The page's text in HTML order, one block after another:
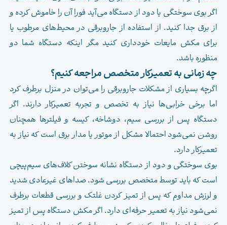
اگر بوی سوختگی یا دود از دستگاه می‌آید فورا آن را خاموش کرده و
از برق جدا کنید. از استفاده از جاروبرقی در محیط‌های مرطوب یا
برای مکش مایعات خودداری کنید مگر اینکه دستگاه شما دو
منظوره باشد.
چه زمانی به تعمیرکار متخصص مراجعه کنیم؟
اگرچه بسیاری از مشکلات جاروبرقی را می‌توان در منزل برطرف کرد
اما برخی خرابی‌ها نیاز به تخصص و تجربه تعمیرکار دارند. اگر
دستگاه پس از بررسی سیم، دوشاخه، کیسه و فیلترها همچنان
روشن نمی‌شود احتمالا مشکل از موتور یا مدار برق است که نیاز به
تعمیرکار دارد.
بوی سوختگی و دود از دستگاه نشانه سوختن کلاف‌های سیم‌پیچی
است که باید توسط متخصص بررسی شود. صداهای غیرعادی شدید
و لرزش مداوم که پس از تمیز کردن غلتک و بررسی قطعات برطرف
نمی‌شود نیاز به تعمیر حرفه‌ای دارد. اگر مکش دستگاه پس از تمیز